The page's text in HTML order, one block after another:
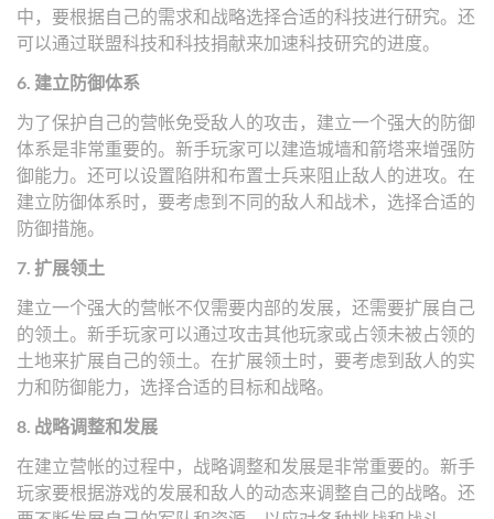
中，要根据自己的需求和战略选择合适的科技进行研究。还
可以通过联盟科技和科技捐献来加速科技研究的进度。
6. 建立防御体系
为了保护自己的营帐免受敌人的攻击，建立一个强大的防御
体系是非常重要的。新手玩家可以建造城墙和箭塔来增强防
御能力。还可以设置陷阱和布置士兵来阻止敌人的进攻。在
建立防御体系时，要考虑到不同的敌人和战术，选择合适的
防御措施。
7. 扩展领土
建立一个强大的营帐不仅需要内部的发展，还需要扩展自己
的领土。新手玩家可以通过攻击其他玩家或占领未被占领的
土地来扩展自己的领土。在扩展领土时，要考虑到敌人的实
力和防御能力，选择合适的目标和战略。
8. 战略调整和发展
在建立营帐的过程中，战略调整和发展是非常重要的。新手
玩家要根据游戏的发展和敌人的动态来调整自己的战略。还